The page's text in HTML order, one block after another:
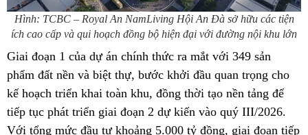
Hình: TCBC – Royal An NamLiving Hội An Đà sở hữu các tiện
ích cao cấp và qui hoạch đồng bộ hiện đại với đường nội khu lớn
Giai đoạn 1 của dự án chính thức ra mắt với 349 sản
phẩm đất nền và biệt thự, bước khởi đầu quan trọng cho
kế hoạch triển khai toàn khu, đồng thời tạo nền tảng để
tiếp tục phát triển giai đoạn 2 dự kiến vào quý III/2026.
Với tổng mức đầu tư khoảng 5.000 tỷ đồng, giai đoạn tiếp